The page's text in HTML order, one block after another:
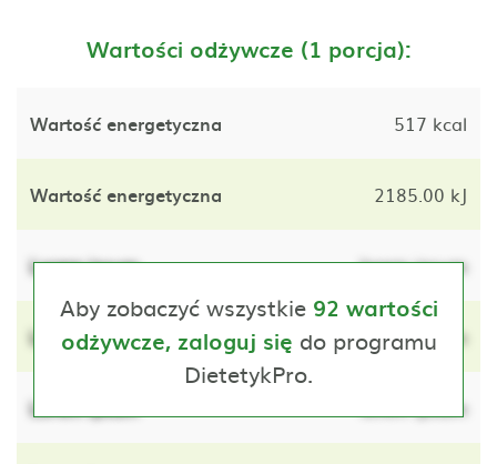
Wartości odżywcze (1 porcja):
Wartość energetyczna 517 kcal
Wartość energetyczna 2185.00 kJ
Lorem ipsum lorem ipsum
Lorem ipsum lorem ipsum
Lorem ipsum lorem ipsum
Aby zobaczyć wszystkie 92 wartości
odżywcze, zaloguj się do programu
DietetykPro.